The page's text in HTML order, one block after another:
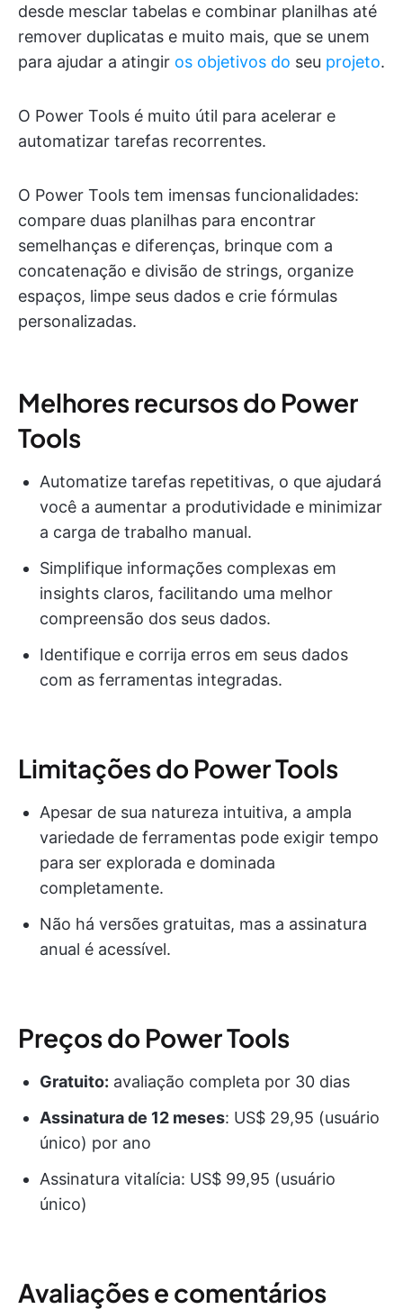
desde mesclar tabelas e combinar planilhas até
remover duplicatas e muito mais, que se unem
para ajudar a atingir os objetivos do seu projeto.
O Power Tools é muito útil para acelerar e
automatizar tarefas recorrentes.
O Power Tools tem imensas funcionalidades:
compare duas planilhas para encontrar
semelhanças e diferenças, brinque com a
concatenação e divisão de strings, organize
espaços, limpe seus dados e crie fórmulas
personalizadas.
Melhores recursos do Power
Tools
Automatize tarefas repetitivas, o que ajudará
você a aumentar a produtividade e minimizar
a carga de trabalho manual.
Simplifique informações complexas em
insights claros, facilitando uma melhor
compreensão dos seus dados.
Identifique e corrija erros em seus dados
com as ferramentas integradas.
Limitações do Power Tools
Apesar de sua natureza intuitiva, a ampla
variedade de ferramentas pode exigir tempo
para ser explorada e dominada
completamente.
Não há versões gratuitas, mas a assinatura
anual é acessível.
Preços do Power Tools
Gratuito: avaliação completa por 30 dias
Assinatura de 12 meses: US$ 29,95 (usuário
único) por ano
Assinatura vitalícia: US$ 99,95 (usuário
único)
Avaliações e comentários